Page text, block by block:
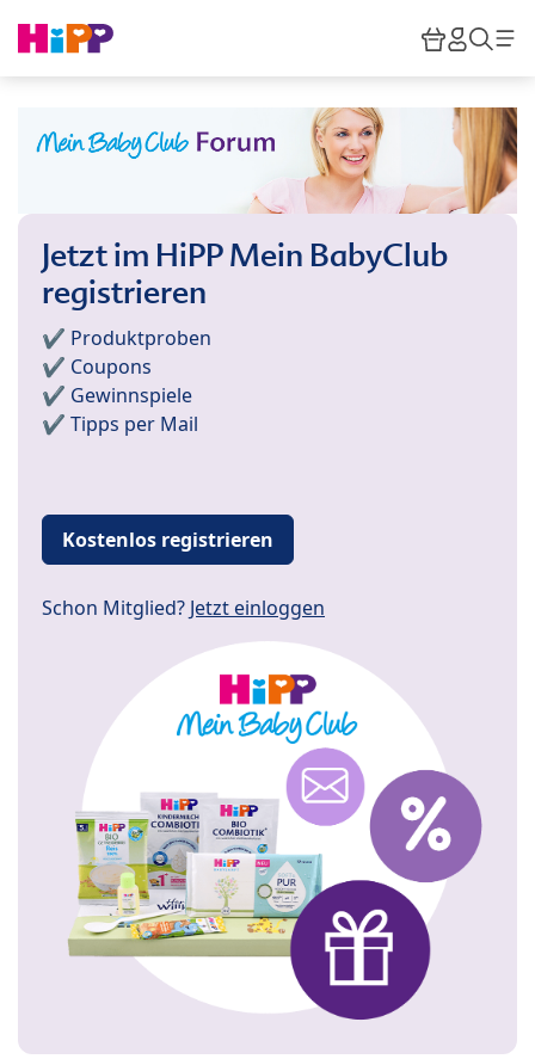
HiPP
Jetzt im HiPP Mein BabyClub
registrieren
✔️ Produktproben
✔️ Coupons
✔️ Gewinnspiele
✔️ Tipps per Mail
Kostenlos registrieren
Schon Mitglied? Jetzt einloggen